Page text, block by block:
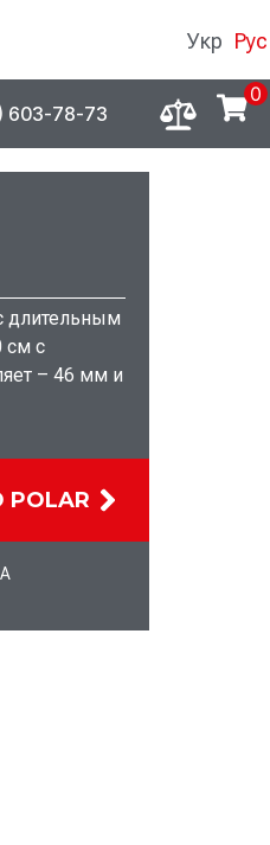
Укр Рус
603-78-73
0
длительным
см с
– 46 мм и
POLAR